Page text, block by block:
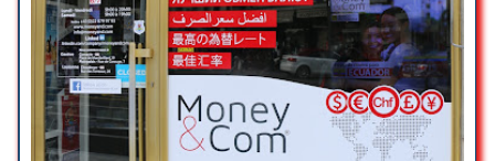
¡Gran experiencia! Personal
profesional y amable, además de
ofrecer excelentes cotizaciones.
¡Lo recomiendo sin dudarlo! Fique
Muto contente